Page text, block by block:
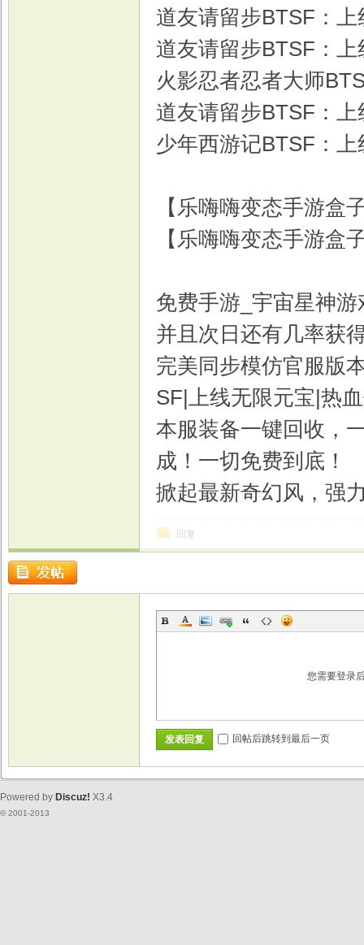
道友请留步BTSF：
道友请留步BTSF：
火影忍者忍者大师
道友请留步BTSF：
少年西游记BTSF：
【乐嗨嗨变态手游盒
【乐嗨嗨变态手游盒
免费手游_宇宙星神
并且次日还有几率获
完美同步模仿官服版
SF|上线无限元宝|热
本服装备一键回收，
成！一切免费到底！
掀起最新奇幻风，强
回复
您需要登录
发表回复 回帖后跳转到最后一页
Powered by Discuz! X3.4
© 2001-2013